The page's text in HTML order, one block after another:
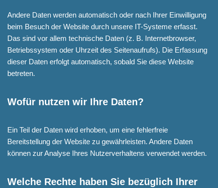
Andere Daten werden automatisch oder nach Ihrer Einwilligung
beim Besuch der Website durch unsere IT-Systeme erfasst.
Das sind vor allem technische Daten (z. B. Internetbrowser,
Betriebssystem oder Uhrzeit des Seitenaufrufs). Die Erfassung
dieser Daten erfolgt automatisch, sobald Sie diese Website
betreten.
Wofür nutzen wir Ihre Daten?
Ein Teil der Daten wird erhoben, um eine fehlerfreie
Bereitstellung der Website zu gewährleisten. Andere Daten
können zur Analyse Ihres Nutzerverhaltens verwendet werden.
Welche Rechte haben Sie bezüglich Ihrer